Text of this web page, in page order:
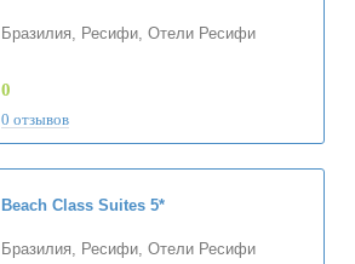
Бразилия, Ресифи, Отели Ресифи
0
0 отзывов
Beach Class Suites 5*
Бразилия, Ресифи, Отели Ресифи